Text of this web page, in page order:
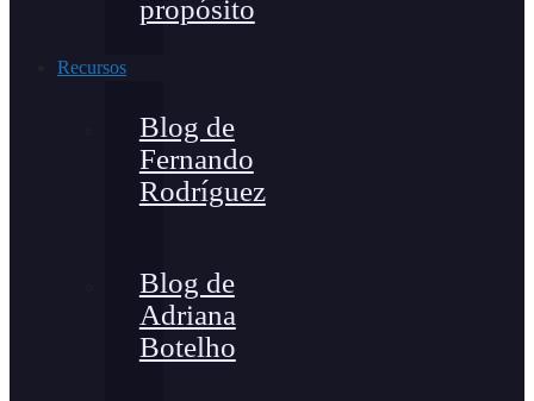
propósito
Recursos
Blog de
Fernando
Rodríguez
Blog de
Adriana
Botelho